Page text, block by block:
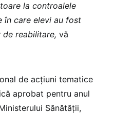
la controalele
în care elevi au fost
reabilitare, vă
de acțiuni tematice
aprobat pentru anul
Sănătății,